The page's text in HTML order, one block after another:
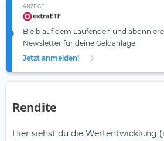
ANZEIGE
Bleib auf dem Laufenden und
Newsletter für deine Geldanlage.
Jetzt anmelden!
Rendite
Hier siehst du die Wertentwicklung